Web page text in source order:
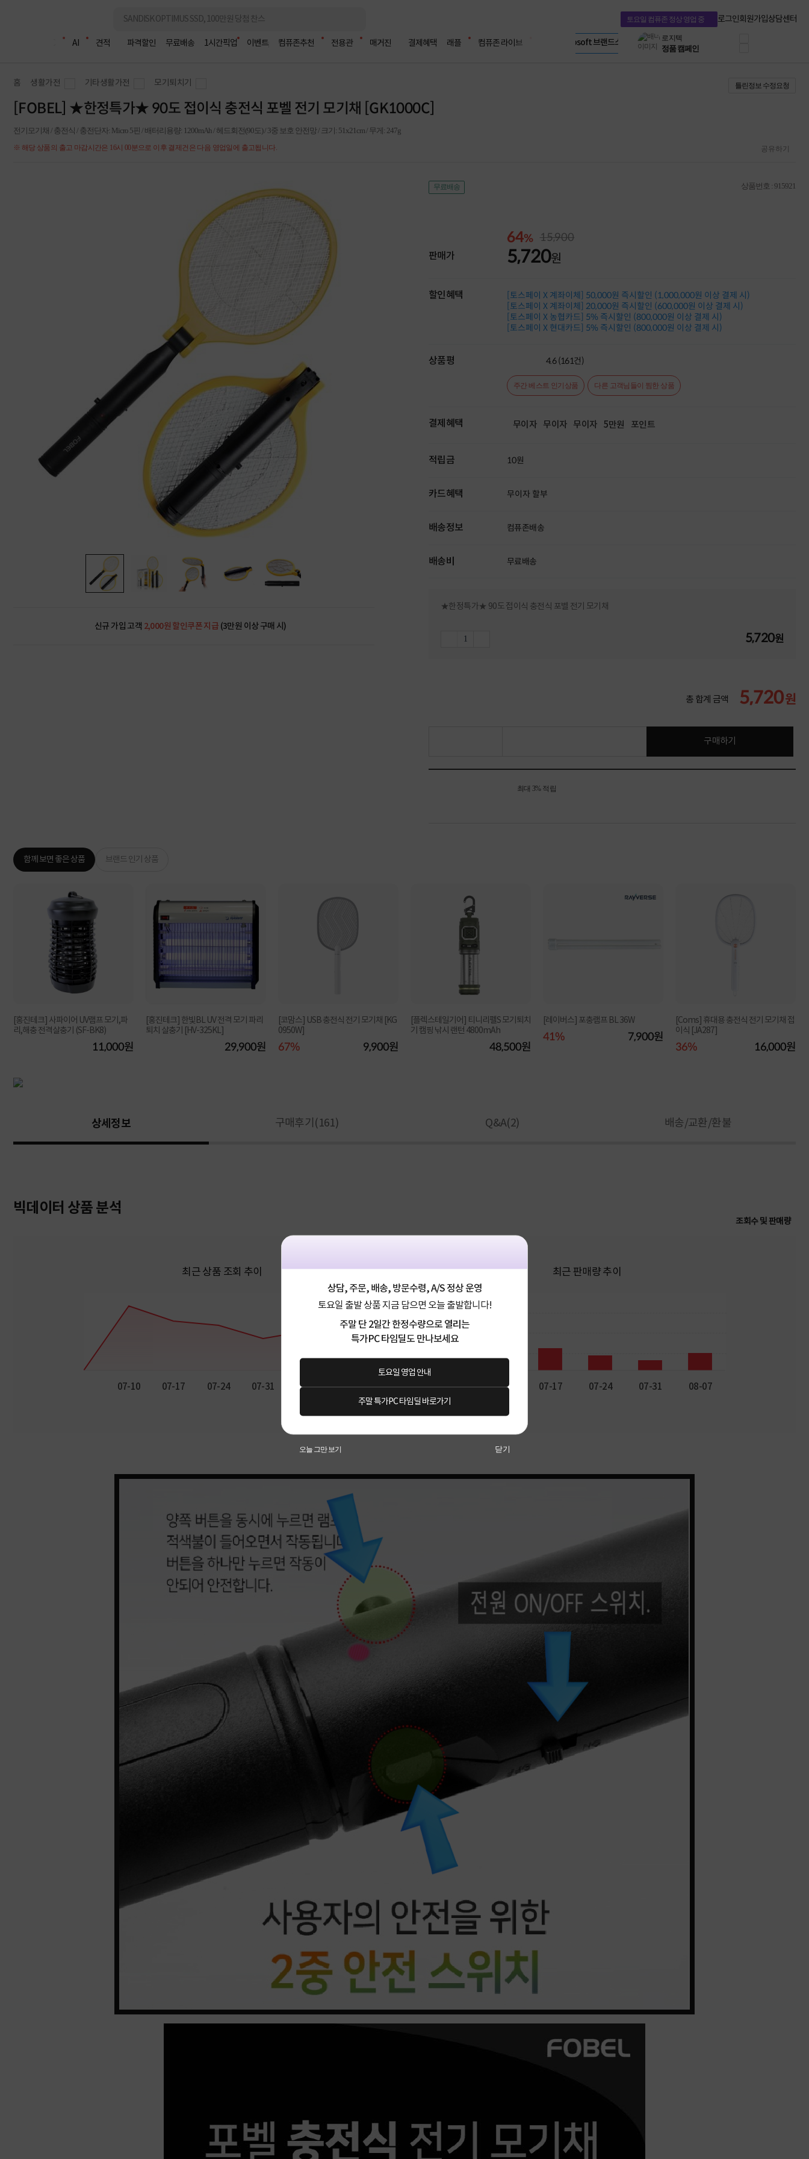
상담, 주문, 배송, 방문수령, A/S 정상 운영
토요일 출발 상품 지금 담으면 오늘 출발합니다!
주말 단 2일간 한정수량으로 열리는
특가PC 타임딜도 만나보세요
토요일 영업 안내
주말 특가PC 타임딜 바로가기
오늘 그만 보기 닫기
토요일 컴퓨존 정상 영업 중 로그인회원가입상담센터
AI 견적 파격할인 무료배송 1시간픽업 이벤트 컴퓨존추천 전용관 매거진 결제혜택 래플 컴퓨존 라이브
LG gram & 브랜드스토어
Microsoft 브랜드스토어
AMD 브랜드스토어
Intel 브랜드스토어
로지텍
정품 캠페인
삼성 키보드&마우스
10% 쿠폰 할인
상품권 30만원
삼성모니터 여름맞이
특별 할인 이벤트
한단계 더 진화한
여름맞이 사은품
HP 프로데스크 4
홈 생활가전 기타생활가전 모기퇴치기 틀린정보 수정요청
[FOBEL] ★한정특가★ 90도 접이식 충전식 포벨 전기 모기채 [GK1000C]
전기모기채 / 충전식 / 충전단자: Micro 5핀 / 배터리용량: 1200mAh / 헤드회전(90도) / 3중 보호 안전망 / 크기: 51x21cm / 무게: 247g
※ 해당 상품의 출고 마감시간은 16시 00분으로 이후 결제건은 다음 영업일에 출고됩니다. 공유하기
신규 가입 고객 2,000원 할인쿠폰 지급 (3만원 이상 구매 시)
무료배송 상품번호 : 915921
판매가
64% 15,900
5,720원
할인혜택
[토스페이 X 계좌이체] 50,000원 즉시할인 (1,000,000원 이상 결제 시)
[토스페이 X 계좌이체] 20,000원 즉시할인 (600,000원 이상 결제 시)
[토스페이 X 농협카드] 5% 즉시할인 (800,000원 이상 결제 시)
[토스페이 X 현대카드] 5% 즉시할인 (800,000원 이상 결제 시)
상품평 4.6 (161건)
주간 베스트 인기상품 다른 고객님들이 찜한 상품
결제혜택 무이자 무이자 무이자 5만원 포인트
적립금 10원
카드혜택 무이자 할부
배송정보 컴퓨존배송
배송비 무료배송
★한정특가★ 90도 접이식 충전식 포벨 전기 모기채
5,720원
총 합계 금액 5,720원
구매하기
최대 3% 적립
함께 보면 좋은 상품 브랜드 인기 상품
[홍진테크] 사파이어 UV램프 모기,파
리,해충 전격살충기 (SF-BK8)
11,000원
[홍진테크] 한빛BL UV 전격 모기 파리
퇴치 살충기 [HV-325KL]
29,900원
[코맘스] USB 충전식 전기 모기채 [KG
0950W]
67% 9,900원
[플렉스테일기어] 티니리펠S 모기퇴치
기 캠핑 낚시 랜턴 4800mAh
48,500원
[레이버스] 포충램프 BL 36W
41% 7,900원
[Coms] 휴대용 충전식 전기 모기채 접
이식 [JA287]
36% 16,000원
상세정보 구매후기(161) Q&A(2) 배송/교환/환불
빅데이터 상품 분석
조회수 및 판매량
최근 상품 조회 추이 최근 판매량 추이